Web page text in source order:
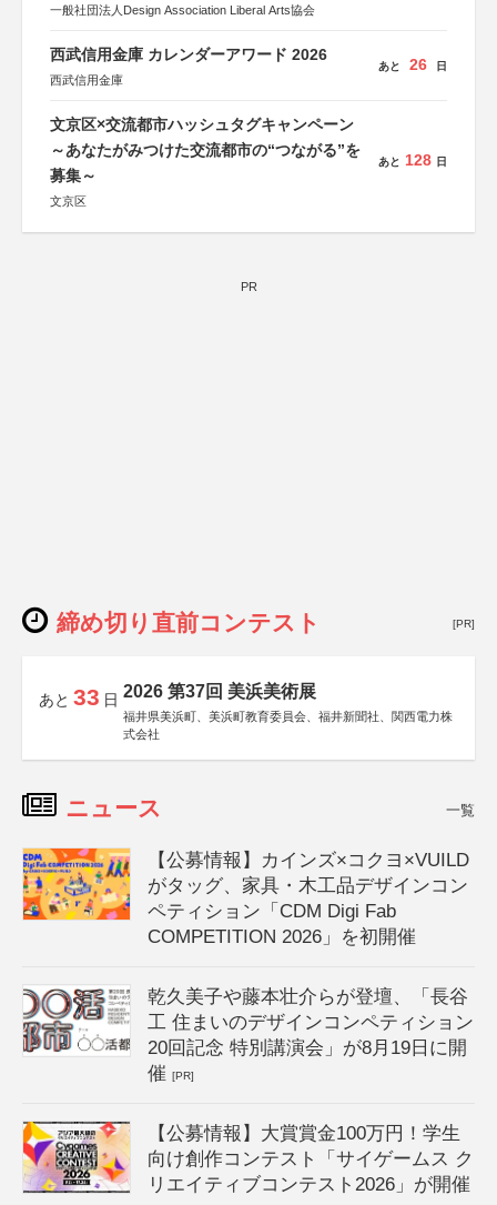
一般社団法人Design Association Liberal Arts協会
西武信用金庫 カレンダーアワード 2026
西武信用金庫
あと 26 日
文京区×交流都市ハッシュタグキャンペーン
～あなたがみつけた交流都市の“つながる”を
募集～
文京区
あと 128 日
PR
締め切り直前コンテスト [PR]
あと 33 日 2026 第37回 美浜美術展
福井県美浜町、美浜町教育委員会、福井新聞社、関西電力株
式会社
ニュース 一覧
【公募情報】カインズ×コクヨ×VUILD
がタッグ、家具・木工品デザインコン
ペティション「CDM Digi Fab
COMPETITION 2026」を初開催
乾久美子や藤本壮介らが登壇、「長谷
工 住まいのデザインコンペティション
20回記念 特別講演会」が8月19日に開
催[PR]
【公募情報】大賞賞金100万円！学生
向け創作コンテスト「サイゲームス ク
リエイティブコンテスト2026」が開催